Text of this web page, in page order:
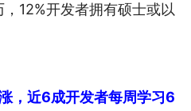
12%开发者拥有硕士或以
，近6成开发者每周学习6